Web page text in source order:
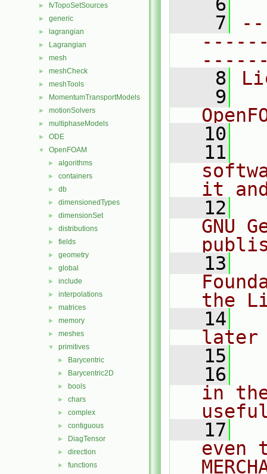
► fvTopoSetSources
► generic
► lagrangian
► Lagrangian
► mesh
► meshCheck
► meshTools
► MomentumTransportModels
► motionSolvers
► multiphaseModels
► ODE
▼ OpenFOAM
► algorithms
► containers
► db
► dimensionedTypes
► dimensionSet
► distributions
► fields
► geometry
► global
► include
► interpolations
► matrices
► memory
► meshes
▼ primitives
► Barycentric
► Barycentric2D
► bools
► chars
► complex
► contiguous
► DiagTensor
► direction
► functions
    7
    8
    9
   10
   11
it
   12
GNU
   13
the
   14
later
   15
   16
in
   17
even